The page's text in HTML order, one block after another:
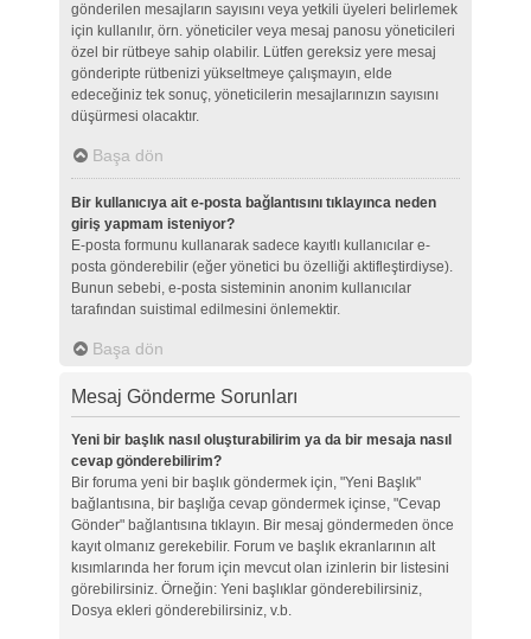
gönderilen mesajların sayısını veya yetkili üyeleri belirlemek
için kullanılır, örn. yöneticiler veya mesaj panosu yöneticileri
özel bir rütbeye sahip olabilir. Lütfen gereksiz yere mesaj
gönderipte rütbenizi yükseltmeye çalışmayın, elde
edeceğiniz tek sonuç, yöneticilerin mesajlarınızın sayısını
düşürmesi olacaktır.
Başa dön
Bir kullanıcıya ait e-posta bağlantısını tıklayınca neden
giriş yapmam isteniyor?
E-posta formunu kullanarak sadece kayıtlı kullanıcılar e-
posta gönderebilir (eğer yönetici bu özelliği aktifleştirdiyse).
Bunun sebebi, e-posta sisteminin anonim kullanıcılar
tarafından suistimal edilmesini önlemektir.
Başa dön
Mesaj Gönderme Sorunları
Yeni bir başlık nasıl oluşturabilirim ya da bir mesaja nasıl
cevap gönderebilirim?
Bir foruma yeni bir başlık göndermek için, "Yeni Başlık"
bağlantısına, bir başlığa cevap göndermek içinse, "Cevap
Gönder" bağlantısına tıklayın. Bir mesaj göndermeden önce
kayıt olmanız gerekebilir. Forum ve başlık ekranlarının alt
kısımlarında her forum için mevcut olan izinlerin bir listesini
görebilirsiniz. Örneğin: Yeni başlıklar gönderebilirsiniz,
Dosya ekleri gönderebilirsiniz, v.b.